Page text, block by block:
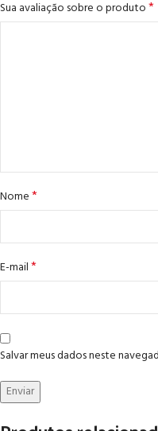
Sua avaliação sobre o produto*
Nome*
E-mail*
Salvar meus dados neste